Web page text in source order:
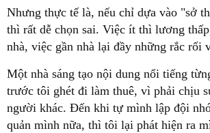
Nhưng thực tế là, nếu chỉ dựa vào "sở
thì rất dễ chọn sai. Việc ít thì lương
nhà, việc gần nhà lại đầy những rắc rối
Một nhà sáng tạo nội dung nổi tiếng
trước tôi ghét đi làm thuê, vì phải chịu
người khác. Đến khi tự mình lập đội
quản mình nữa, thì tôi lại phát hiện ra